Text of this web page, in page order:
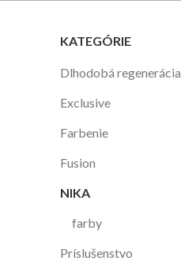
KATEGÓRIE
Dlhodobá regenerácia
Exclusive
Farbenie
Fusion
NIKA
farby
Príslušenstvo